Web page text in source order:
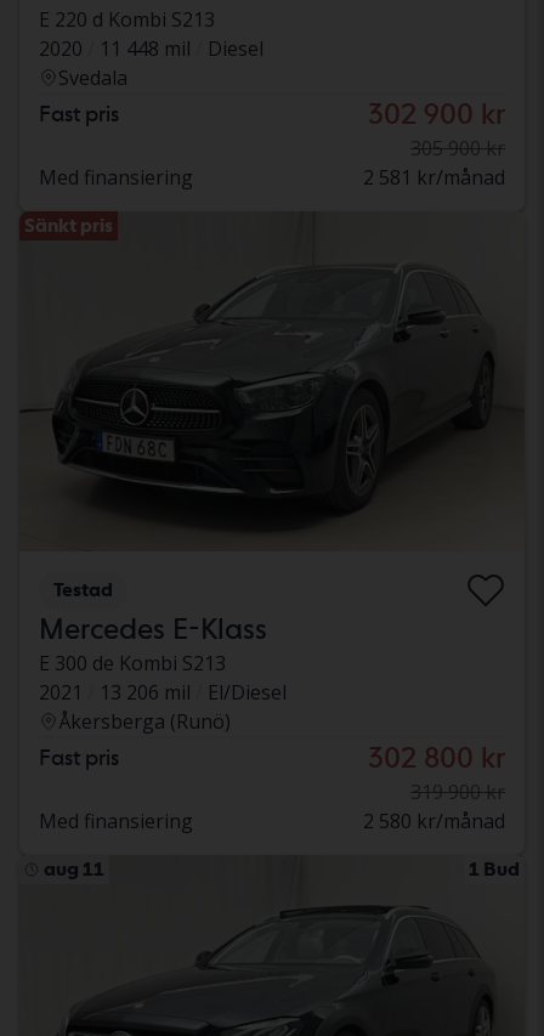
E 220 d Kombi S213
2020
11 448 mil
Diesel
Svedala
Fast pris 302 900 kr
305 900 kr
Med finansiering
2 581 kr/månad
Sänkt pris
Testad
Mercedes E-Klass
E 300 de Kombi S213
2021
13 206 mil
El/Diesel
Åkersberga (Runö)
Fast pris 302 800 kr
319 900 kr
Med finansiering
2 580 kr/månad
aug 11 1 Bud